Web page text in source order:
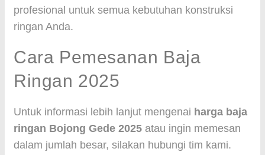
profesional untuk semua kebutuhan konstruksi
ringan Anda.
Cara Pemesanan Baja
Ringan 2025
Untuk informasi lebih lanjut mengenai harga baja
ringan Bojong Gede 2025 atau ingin memesan
dalam jumlah besar, silakan hubungi tim kami.